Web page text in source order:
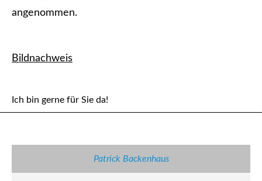
angenommen.
Bildnachweis
Ich bin gerne für Sie da!
Patrick Backenhaus